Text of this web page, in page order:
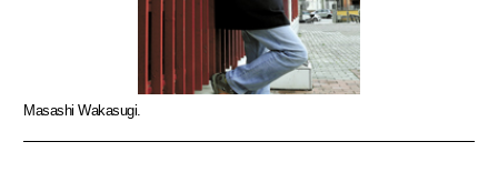
Masashi Wakasugi.